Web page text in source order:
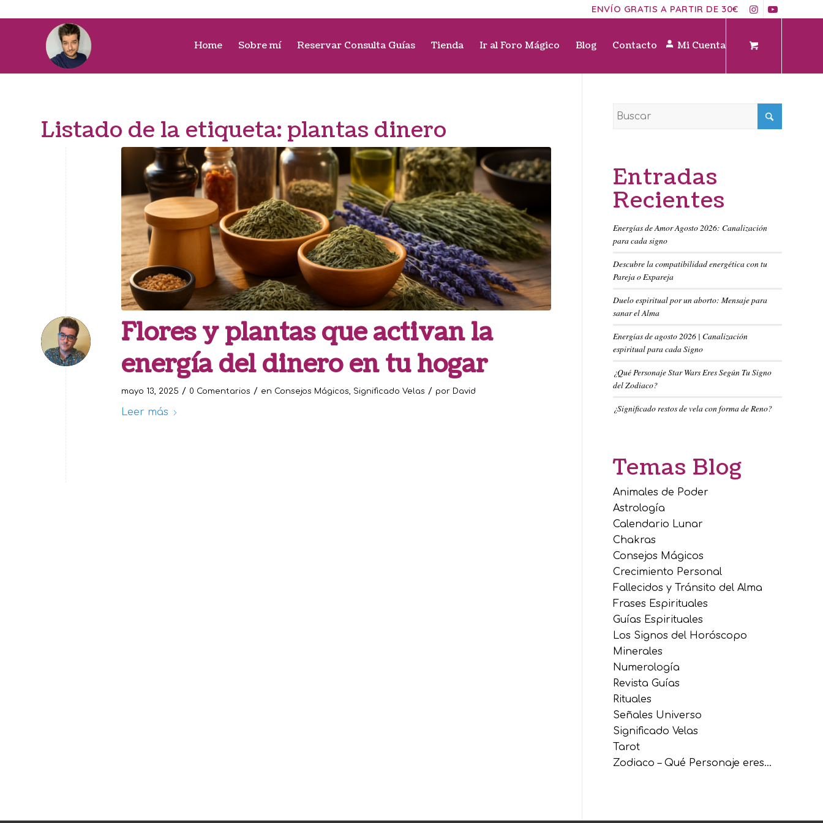
ENVÍO GRATIS A PARTIR DE 30€
Home Sobre mí Reservar Consulta Guías Tienda Ir al Foro Mágico Blog Contacto Mi Cuenta
Listado de la etiqueta: plantas dinero
Flores y plantas que activan la
energía del dinero en tu hogar
mayo 13, 2025 / 0 Comentarios / en Consejos Mágicos Significado Velas / por David
Leer más
Entradas
Recientes
Energías de Amor Agosto 2026: Canalización
para cada signo
Descubre la compatibilidad energética con tu
Pareja o Expareja
Duelo espiritual por un aborto: Mensaje para
sanar el Alma
Energías de agosto 2026 | Canalización
espiritual para cada Signo
¿Qué Personaje Star Wars Eres Según Tu Signo
del Zodiaco?
¿Significado restos de vela con forma de Reno?
Temas Blog
Animales de Poder
Astrología
Calendario Lunar
Chakras
Consejos Mágicos
Crecimiento Personal
Fallecidos y Tránsito del Alma
Frases Espirituales
Guías Espirituales
Los Signos del Horóscopo
Minerales
Numerología
Revista Guías
Rituales
Señales Universo
Significado Velas
Tarot
Zodiaco – Qué Personaje eres…